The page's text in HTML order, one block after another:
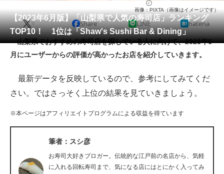
会員記事
メディア
注目記事を集めた総合ページ
ITの今と未来を見通す
好きが集まる 比べて選べる
ビジネスと働き方のヒント
【2023年6月版】「山梨県で人気の寿司店」ランキング
TOP10！ 1位は「Shaw's Sushi Bar & Dining」
画像：PIXTA（画像はイメージです）
X Share LINE hatena
山梨県でおすすめの寿司店を探している人に向けて、2023年6
月にユーザーからの評価が高かったお店を紹介していきます。
最新データを反映しているので、参考にしてみてくだ
さい。ではさっそく上位の結果を見ていきましょう。
※本ページはアフィリエイトプログラムによる収益を得ています
筆者：スシ彦
お寿司大好きブロガー。伝統的な江戸前の名店から、気軽
に入れる回転寿司まで、気になる店にはとにかく入ってみ